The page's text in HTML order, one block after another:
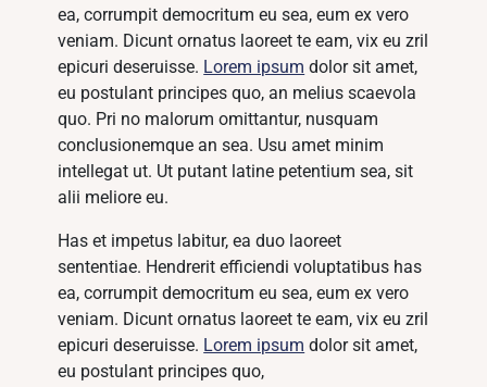
ea, corrumpit democritum eu sea, eum ex vero
veniam. Dicunt ornatus laoreet te eam, vix eu zril
epicuri deseruisse. Lorem ipsum dolor sit amet,
eu postulant principes quo, an melius scaevola
quo. Pri no malorum omittantur, nusquam
conclusionemque an sea. Usu amet minim
intellegat ut. Ut putant latine petentium sea, sit
alii meliore eu.
Has et impetus labitur, ea duo laoreet
sententiae. Hendrerit efficiendi voluptatibus has
ea, corrumpit democritum eu sea, eum ex vero
veniam. Dicunt ornatus laoreet te eam, vix eu zril
epicuri deseruisse. Lorem ipsum dolor sit amet,
eu postulant principes quo,